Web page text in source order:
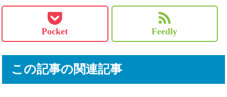
Pocket Feedly
この記事の関連記事